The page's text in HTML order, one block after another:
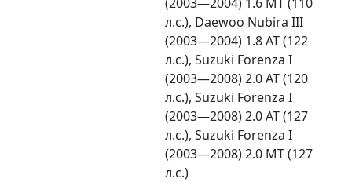
л.с.), Daewoo Nubira III
(2003—2004) 1.8 AT (122
л.с.), Suzuki Forenza I
(2003—2008) 2.0 AT (120
л.с.), Suzuki Forenza I
(2003—2008) 2.0 AT (127
л.с.), Suzuki Forenza I
(2003—2008) 2.0 MT (127
л.с.)